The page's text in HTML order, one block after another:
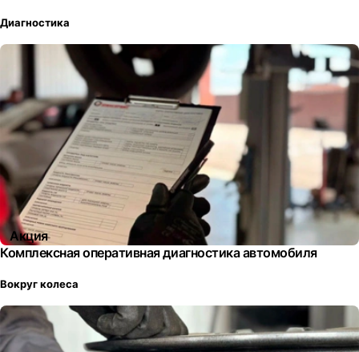
Диагностика
Акция
Комплексная оперативная диагностика автомобиля
Вокруг колеса